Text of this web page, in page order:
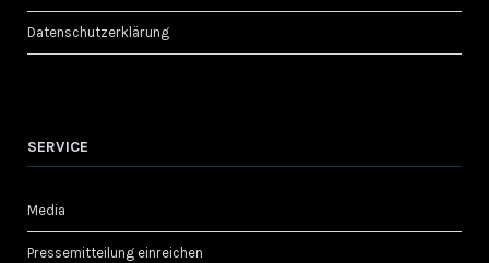
Datenschutzerklärung
SERVICE
Media
Pressemitteilung einreichen